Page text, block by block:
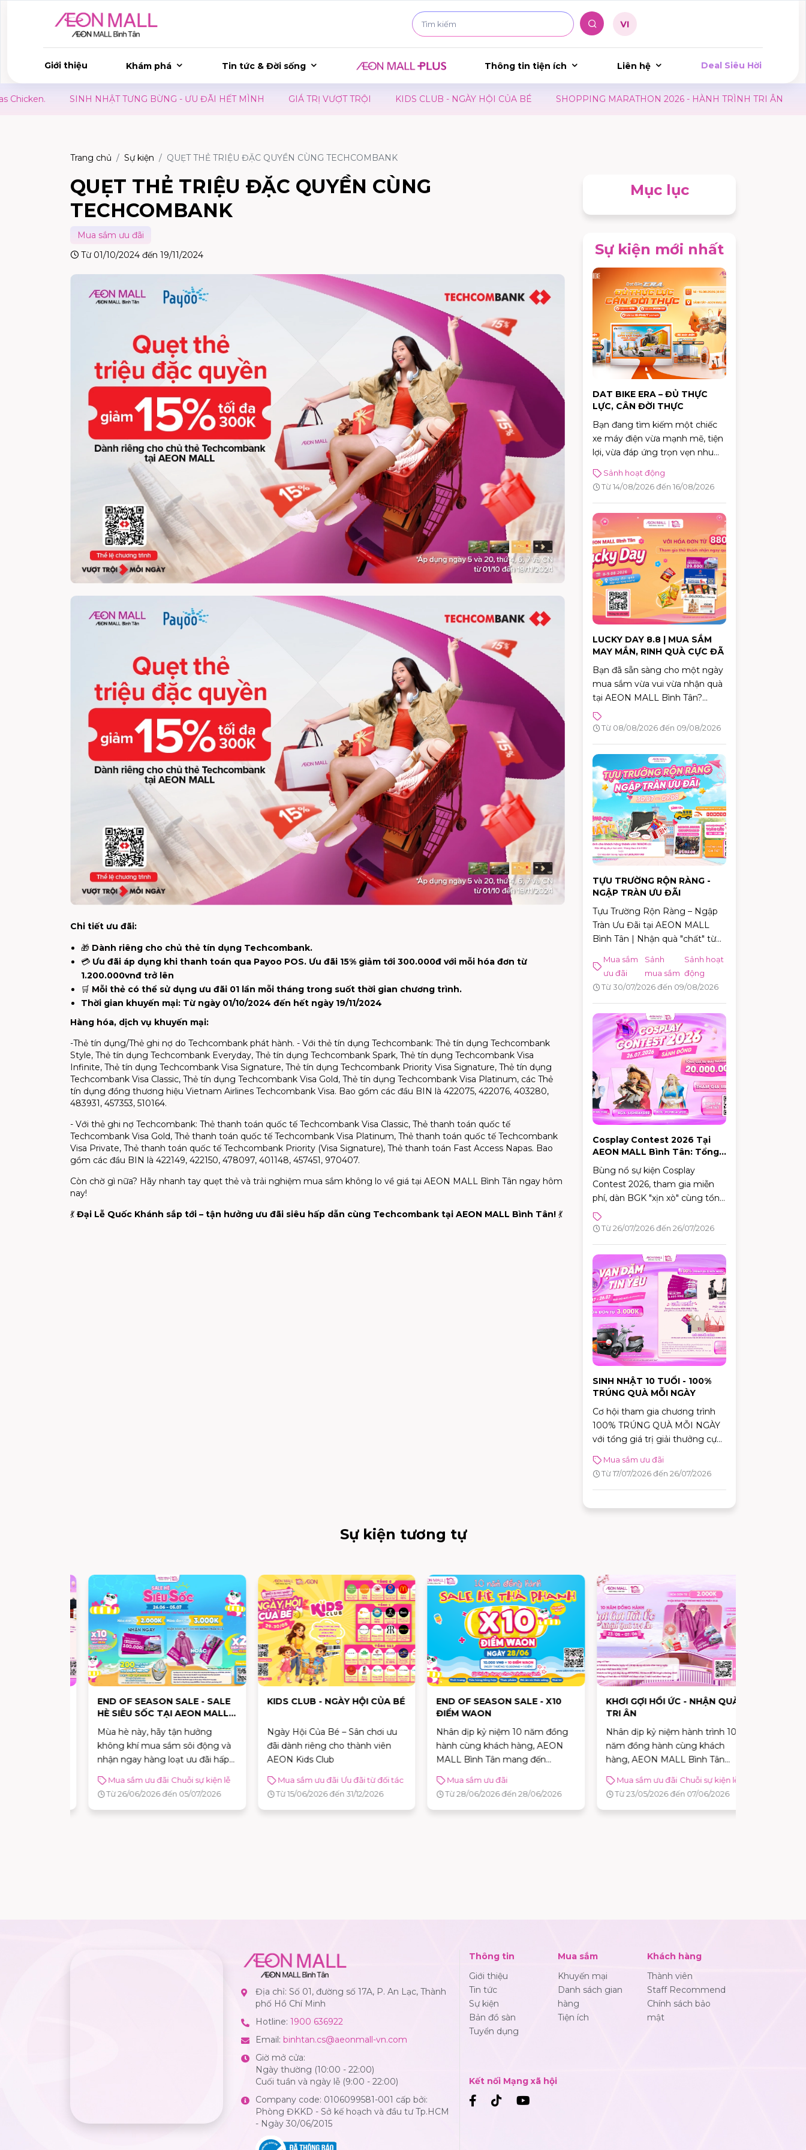
Giới thiệu Khám phá Tin tức & Đời sống Thông tin tiện ích Liên hệ Deal Siêu Hời
SINH NHẬT TƯNG BỪNG - ƯU ĐÃI HẾT MÌNH GIÁ TRỊ VƯỢT TRỘI KIDS CLUB - NGÀY HỘI CỦA BÉ SHOPPING MARATHON 2026 - HÀNH TRÌNH TRI ÂN LỊCH HIẾN
Trang chủ Sự kiện QUẸT THẺ TRIỆU ĐẶC QUYỀN CÙNG TECHCOMBANK
QUẸT THẺ TRIỆU ĐẶC QUYỀN CÙNG
TECHCOMBANK
Mua sắm ưu đãi
Từ 01/10/2024 đến 19/11/2024
Chi tiết ưu đãi:
🎁 Dành riêng cho chủ thẻ tín dụng Techcombank.
💳 Ưu đãi áp dụng khi thanh toán qua Payoo POS. Ưu đãi 15% giảm tới 300.000đ với mỗi hóa đơn từ
1.200.000vnđ trở lên
🛒 Mỗi thẻ có thể sử dụng ưu đãi 01 lần mỗi tháng trong suốt thời gian chương trình.
Thời gian khuyến mại: Từ ngày 01/10/2024 đến hết ngày 19/11/2024
Hàng hóa, dịch vụ khuyến mại:
-Thẻ tín dụng/Thẻ ghi nợ do Techcombank phát hành. - Với thẻ tín dụng Techcombank: Thẻ tín dụng Techcombank
Style, Thẻ tín dụng Techcombank Everyday, Thẻ tín dụng Techcombank Spark, Thẻ tín dụng Techcombank Visa
Infinite, Thẻ tín dụng Techcombank Visa Signature, Thẻ tín dụng Techcombank Priority Visa Signature, Thẻ tín dụng
Techcombank Visa Classic, Thẻ tín dụng Techcombank Visa Gold, Thẻ tín dụng Techcombank Visa Platinum, các Thẻ
tín dụng đồng thương hiệu Vietnam Airlines Techcombank Visa. Bao gồm các đầu BIN là 422075, 422076, 403280,
483931, 457353, 510164.
- Với thẻ ghi nợ Techcombank: Thẻ thanh toán quốc tế Techcombank Visa Classic, Thẻ thanh toán quốc tế
Techcombank Visa Gold, Thẻ thanh toán quốc tế Techcombank Visa Platinum, Thẻ thanh toán quốc tế Techcombank
Visa Private, Thẻ thanh toán quốc tế Techcombank Priority (Visa Signature), Thẻ thanh toán Fast Access Napas. Bao
gồm các đầu BIN là 422149, 422150, 478097, 401148, 457451, 970407.
Còn chờ gì nữa? Hãy nhanh tay quẹt thẻ và trải nghiệm mua sắm không lo về giá tại AEON MALL Bình Tân ngay hôm
nay!
💃 Đại Lễ Quốc Khánh sắp tới – tận hưởng ưu đãi siêu hấp dẫn cùng Techcombank tại AEON MALL Bình Tân! 💃
Mục lục
Sự kiện mới nhất
DAT BIKE ERA – ĐỦ THỰC
LỰC, CÂN ĐỜI THỰC
Bạn đang tìm kiếm một chiếc
xe máy điện vừa mạnh mẽ, tiện
lợi, vừa đáp ứng trọn vẹn nhu
Đừng bỏ lỡ sự kiện trải nghiệm
Dat Bike ERA diễn ra tại AEON
16/08/2026. Đây là cơ hội để
trực tiếp khám phá những mẫu
xe điện thế hệ mới, đăng ký lái
thử và nhận nhiều phần quà
hấp dẫn.
Sảnh hoạt động
Từ 14/08/2026 đến 16/08/2026
LUCKY DAY 8.8 | MUA SẮM
MAY MẮN, RINH QUÀ CỰC ĐÃ
Bạn đã sẵn sàng cho một ngày
mua sắm vừa vui vừa nhận quà
tại AEON MALL Bình Tân?
Trong hai ngày 08 –
09/08/2026, chương trình
với hàng loạt phần quà hấp dẫn
dành cho khách hàng có hóa
đơn từ 880.000 VNĐ.
Từ 08/08/2026 đến 09/08/2026
TỰU TRƯỜNG RỘN RÀNG -
NGẬP TRÀN ƯU ĐÃI
Tựu Trường Rộn Ràng – Ngập
Tràn Ưu Đãi tại AEON MALL
Bình Tân | Nhận quà "chất" từ
Mua sắm
ưu đãi
Sảnh
mua sắm
Sảnh hoạt
động
Từ 30/07/2026 đến 09/08/2026
Cosplay Contest 2026 Tại
AEON MALL Bình Tân: Tổng
Giải Thưởng 20 Triệu Đồng
Bùng nổ sự kiện Cosplay
Contest 2026, tham gia miễn
phí, dàn BGK "xịn xò" cùng tổng
giải thưởng hấp dẫn lên tới
20.000.000 VNĐ!
Từ 26/07/2026 đến 26/07/2026
SINH NHẬT 10 TUỔI - 100%
TRÚNG QUÀ MỖI NGÀY
Cơ hội tham gia chương trình
100% TRÚNG QUÀ MỖI NGÀY
với tổng giá trị giải thưởng cực
Mua sắm ưu đãi
Từ 17/07/2026 đến 26/07/2026
Sự kiện tương tự
END OF SEASON SALE - SALE
HÈ SIÊU SỐC TẠI AEON MALL
Mùa hè này, hãy tận hưởng
không khí mua sắm sôi động và
nhận ngay hàng loạt ưu đãi hấp
chương trình Sale Hè Siêu Sốc
diễn ra từ 26/06 đến 05/07.
Mua sắm ưu đãi Chuỗi sự kiện lễ
Từ 26/06/2026 đến 05/07/2026
KIDS CLUB - NGÀY HỘI CỦA BÉ
Ngày Hội Của Bé – Sân chơi ưu
đãi dành riêng cho thành viên
AEON Kids Club
Mua sắm ưu đãi Ưu đãi từ đối tác
Từ 15/06/2026 đến 31/12/2026
END OF SEASON SALE - X10
ĐIỂM WAON
Nhân dịp kỷ niệm 10 năm đồng
hành cùng khách hàng, AEON
MALL Bình Tân mang đến
"Sale Hè Thả Phanh – Nhân 10
Điểm WAON" dành cho thành
Mua sắm ưu đãi
Từ 28/06/2026 đến 28/06/2026
KHƠI GỢI HỒI ỨC - NHẬN QUÀ
TRI ÂN
Nhân dịp kỷ niệm hành trình 10
năm đồng hành cùng khách
hàng, AEON MALL Bình Tân
biệt “Khơi Gợi Hồi Ức – Nhận Quà
Tri Ân” với hàng loạt quà tặng
Mua sắm ưu đãi Chuỗi sự kiện lễ
Từ 23/05/2026 đến 07/06/2026
Địa chỉ: Số 01, đường số 17A, P. An Lạc, Thành
phố Hồ Chí Minh
Hotline: 1900 636922
Email: binhtan.cs@aeonmall-vn.com
Giờ mở cửa:
Ngày thường (10:00 - 22:00)
Cuối tuần và ngày lễ (9:00 - 22:00)
Company code: 0106099581-001 cấp bởi:
Phòng ĐKKD - Sở kế hoạch và đầu tư Tp.HCM
- Ngày 30/06/2015
Thông tin
Giới thiệu
Tin tức
Sự kiện
Bản đồ sàn
Tuyển dụng
Mua sắm
Khuyến mại
Danh sách gian
hàng
Tiện ích
Khách hàng
Thành viên
Staff Recommend
Chính sách bảo
mật
Kết nối Mạng xã hội